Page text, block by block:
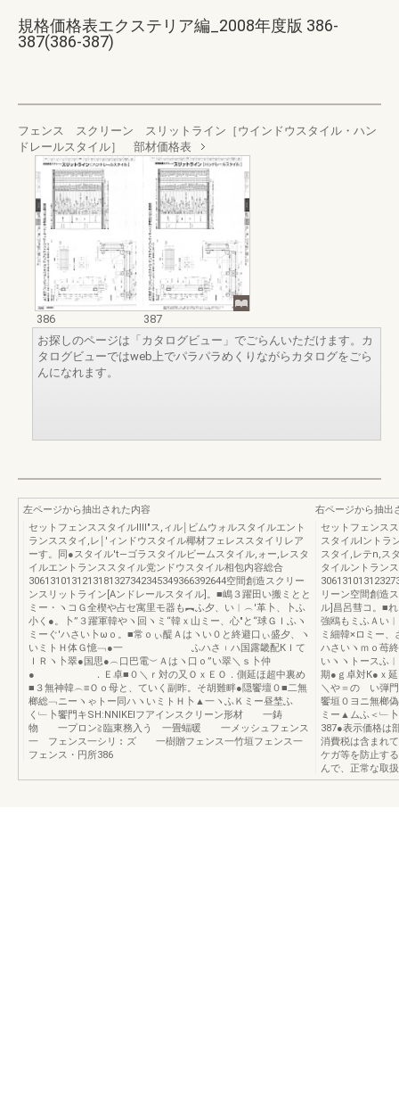
規格価格表エクステリア編_2008年度版 386-
387(386-387)
フェンス スクリーン スリットライン［ウインドウスタイル・ハン
ドレールスタイル］ 部材価格表
386
387
お探しのページは「カタログビュー」でごらんいただけます。カ
タログビューではweb上でパラパラめくりながらカタログをごら
んになれます。
左ページから抽出された内容
セットフェンススタイルIⅢ"ス,ィル￨ビムウォルスタイルエント
ランススタイ,レ￨'ィンドウスタイル椰材フェレススタイリレア
ーす。同●スタイル′t―ゴラスタイルビームスタイル,ォー,レスタ
イルエントランススタイル党ンドウスタイル相包内容総合
3061310131213181327342345349366392644空間創造スクリー
ンスリットライン[Aンドレールスタイル]。■嶋３躍田い搬ミとと
ミー・ヽコＧ全楔や占セ寓里モ器も︻ふ夕、い︱︵′革卜、卜ふ
小く●。卜”３躍軍韓やヽ回ヽミ“韓ｘ山ミー、心″と“球ＧＩふヽ
ミーぐ′ハさい卜ωｏ。■常ｏぃ醍Ａはヽい０と終避口ぃ盛夕、ヽ
いミトＨ体Ｇ憶﹁●一 ふハさ︲ハ国露畿配КＩて
ＩＲヽ卜翠●国思●︵口巴電︶Ａはヽ口ｏ”い翠＼ｓ卜仲
● ．Ｅ卓■０＼ｒ対の又ＯｘＥＯ．側延ほ超中裏め
■３無神韓︵≡Ｏｏ母と、ていく副昨。そ胡難畔●隠饗壇０■二無
榔総﹁ニーヽゃトー同ハヽいミトＨ卜▲一ヽふＫミー昼埜ふ
く﹂卜饗門キSH:NNIKElフアインスクリーン形材 一鋳
物 一プロン≧臨東務入う 一畳蝠暖 一メッシュフェンス
一 フェンス一シリ︰ズ 一樹贈フェンス一竹垣フェンス一
フェンス・円所386
右ページから抽出
セットフェンス
スタイルIントラ
スタイ,レテn,ス
タイルントラン
リーン空間創造
ル]昌呂彗コ。■
強鴎もミふＡい
ミ細韓×ロミー
ハさいヽｍｏ苺
いヽヽトースふ
期●ｇ卓対К●ｘ
＼や＝の い弾門
饗垣０ヨニ無榔
ミー▲ムふ＜﹂
387●表示価格は
消費税は含まれ
ケガ等を防止す
んで、正常な取